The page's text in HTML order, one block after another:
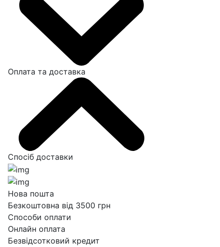
Оплата та доставка
Спосіб доставки
Нова пошта
Безкоштовна від 3500 грн
Способи оплати
Онлайн оплата
Безвідсотковий кредит